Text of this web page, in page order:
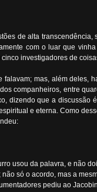
de alta
com o luar que
investigadores de
mas, além
companheiros, entre
dizendo que a
e eterna. Como
usou da palavra, e não
só o acordo, mas a
pediu ao